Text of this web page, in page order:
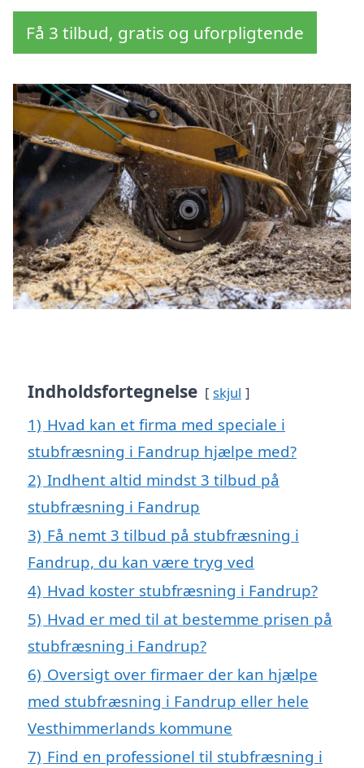
Få 3 tilbud, gratis og uforpligtende
Indholdsfortegnelse skjul
1) Hvad kan et firma med speciale i
stubfræsning i Fandrup hjælpe med?
2) Indhent altid mindst 3 tilbud på
stubfræsning i Fandrup
3) Få nemt 3 tilbud på stubfræsning i
Fandrup, du kan være tryg ved
4) Hvad koster stubfræsning i Fandrup?
5) Hvad er med til at bestemme prisen på
stubfræsning i Fandrup?
6) Oversigt over firmaer der kan hjælpe
med stubfræsning i Fandrup eller hele
Vesthimmerlands kommune
7) Find en professionel til stubfræsning i